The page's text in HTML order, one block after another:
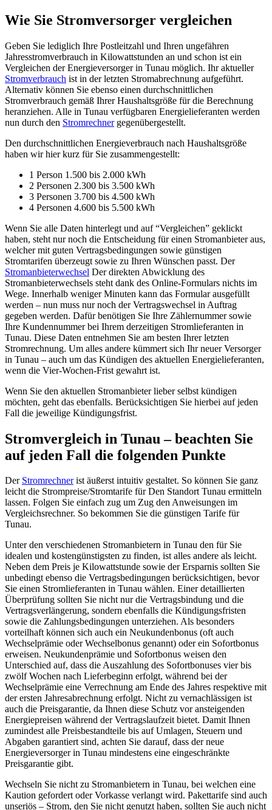
Wie Sie Stromversorger vergleichen
Geben Sie lediglich Ihre Postleitzahl und Ihren ungefähren
Jahresstromverbrauch in Kilowattstunden an und schon ist ein
Vergleichen der Energieversorger in Tunau möglich. Ihr aktueller
Stromverbrauch ist in der letzten Stromabrechnung aufgeführt.
Alternativ können Sie ebenso einen durchschnittlichen
Stromverbrauch gemäß Ihrer Haushaltsgröße für die Berechnung
heranziehen. Alle in Tunau verfügbaren Energielieferanten werden
nun durch den Stromrechnergegenübergestellt.
Den durchschnittlichen Energieverbrauch nach Haushaltsgröße
haben wir hier kurz für Sie zusammengestellt:
1 Person 1.500 bis 2.000 kWh
2 Personen 2.300 bis 3.500 kWh
3 Personen 3.700 bis 4.500 kWh
4 Personen 4.600 bis 5.500 kWh
Wenn Sie alle Daten hinterlegt und auf “Vergleichen” geklickt
haben, steht nur noch die Entscheidung für einen Stromanbieter aus,
welcher mit guten Vertragsbedingungen sowie günstigen
Stromtarifen überzeugt sowie zu Ihren Wünschen passt. Der
Stromanbieterwechsel Der direkten Abwicklung des
Stromanbieterwechsels steht dank des Online-Formulars nichts im
Wege. Innerhalb weniger Minuten kann das Formular ausgefüllt
werden – nun muss nur noch der Vertragswechsel in Auftrag
gegeben werden. Dafür benötigen Sie Ihre Zählernummer sowie
Ihre Kundennummer bei Ihrem derzeitigen Stromlieferanten in
Tunau. Diese Daten entnehmen Sie am besten Ihrer letzten
Stromrechnung. Um alles andere kümmert sich Ihr neuer Versorger
in Tunau – auch um das Kündigen des aktuellen Energielieferanten,
wenn die Vier-Wochen-Frist gewahrt ist.
Wenn Sie den aktuellen Stromanbieter lieber selbst kündigen
möchten, geht das ebenfalls. Berücksichtigen Sie hierbei auf jeden
Fall die jeweilige Kündigungsfrist.
Stromvergleich in Tunau – beachten Sie
auf jeden Fall die folgenden Punkte
Der Stromrechnerist äußerst intuitiv gestaltet. So können Sie ganz
leicht die Strompreise/Stromtarife für Den Standort Tunau ermitteln
lassen. Folgen Sie einfach zug um Zug den Anweisungen im
Vergleichsrechner. So bekommen Sie die günstigen Tarife für
Tunau.
Unter den verschiedenen Stromanbietern in Tunau den für Sie
idealen und kostengünstigsten zu finden, ist alles andere als leicht.
Neben dem Preis je Kilowattstunde sowie der Ersparnis sollten Sie
unbedingt ebenso die Vertragsbedingungen berücksichtigen, bevor
Sie einen Stromlieferanten in Tunau wählen. Einer detaillierten
Überprüfung sollten Sie nicht nur die Vertragsbindung und die
Vertragsverlängerung, sondern ebenfalls die Kündigungsfristen
sowie die Zahlungsbedingungen unterziehen. Als besonders
vorteilhaft können sich auch ein Neukundenbonus (oft auch
Wechselprämie oder Wechselbonus genannt) oder ein Sofortbonus
erweisen. Neukundenprämie und Sofortbonus weisen den
Unterschied auf, dass die Auszahlung des Sofortbonuses vier bis
zwölf Wochen nach Lieferbeginn erfolgt, während bei der
Wechselprämie eine Verrechnung am Ende des Jahres respektive mit
der ersten Jahresabrechnung erfolgt. Nicht zu vernachlässigen ist
auch die Preisgarantie, da Ihnen diese Schutz vor ansteigenden
Energiepreisen während der Vertragslaufzeit bietet. Damit Ihnen
zumindest alle Preisbestandteile bis auf Umlagen, Steuern und
Abgaben garantiert sind, achten Sie darauf, dass der neue
Energieversorger in Tunau mindestens eine eingeschränkte
Preisgarantie gibt.
Wechseln Sie nicht zu Stromanbietern in Tunau, bei welchen eine
Kaution gefordert oder Vorkasse verlangt wird. Pakettarife sind auch
unseriös – Strom, den Sie nicht genutzt haben, sollten Sie auch nicht